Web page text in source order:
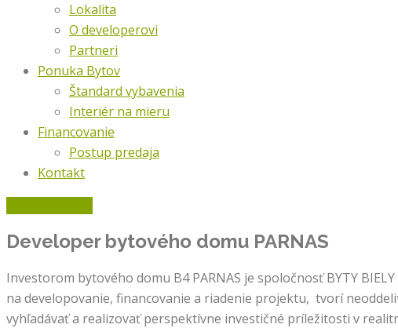
Lokalita
O developerovi
Partneri
Ponuka Bytov
Štandard vybavenia
Interiér na mieru
Financovanie
Postup predaja
Kontakt
Developer bytového domu PARNAS
Investorom bytového domu B4 PARNAS je spoločnosť BYTY
na developovanie, financovanie a riadenie projektu, tvorí
vyhľadávať a realizovať perspektívne investičné príležitosti v